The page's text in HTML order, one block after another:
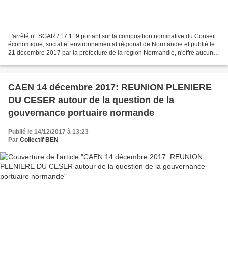
L'arrêté n° SGAR / 17.119 portant sur la composition nominative du Conseil
économique, social et environnemental régional de Normandie et publié le
21 décembre 2017 par la préfecture de la région Normandie, n'offre aucune
CAEN 14 décembre 2017: REUNION PLENIERE
DU CESER autour de la question de la
gouvernance portuaire normande
Publié le 14/12/2017 à 13:23
Par Collectif BEN